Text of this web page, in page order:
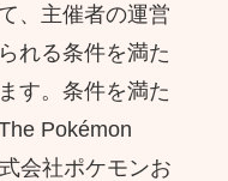
、主催者の運営
れる条件を満た
す。条件を満た
Pokémon
会社ポケモンお